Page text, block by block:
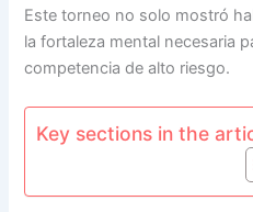
Este torneo no solo mostró
la fortaleza mental necesaria
competencia de alto riesgo.
Key sections in the